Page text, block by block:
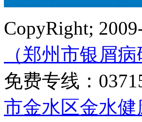
CopyRight;
（郑州市银屑病
免费专线：
市金水区金水